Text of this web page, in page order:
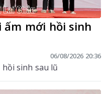
ấm mới hồi sinh
06/08/2026 20:36
sinh sau lũ